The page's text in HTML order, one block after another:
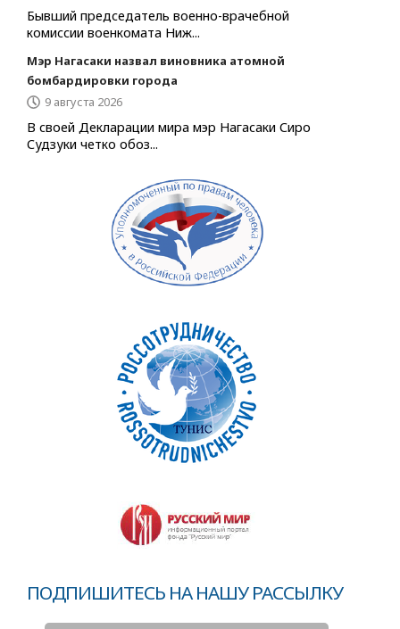
Бывший председатель военно-врачебной
комиссии военкомата Ниж...
Мэр Нагасаки назвал виновника атомной
бомбардировки города
9 августа 2026
В своей Декларации мира мэр Нагасаки Сиро
Судзуки четко обоз...
ПОДПИШИТЕСЬ НА НАШУ РАССЫЛКУ